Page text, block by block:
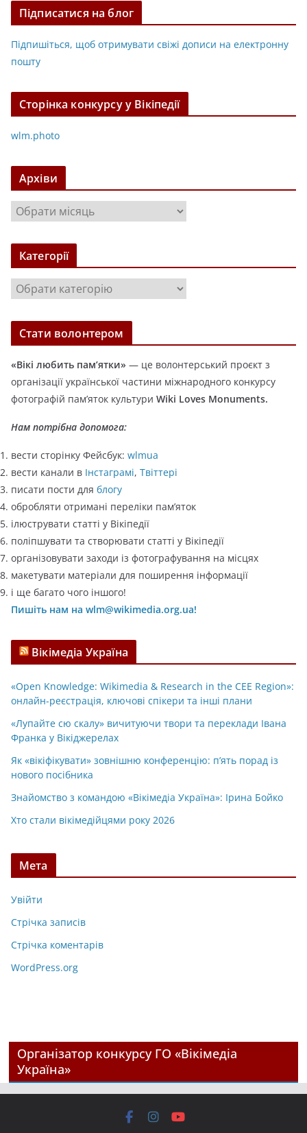
Підписатися на блог
Підпишіться, щоб отримувати свіжі дописи на електронну
пошту
Сторінка конкурсу у Вікіпедії
wlm.photo
Архіви
р
х
в
Категорії
а
т
о
р
і
ї
Стати волонтером
«Вікі любить пам’ятки» — це волонтерський проєкт з
організації української частини міжнародного конкурсу
фотографій пам’яток культури Wiki Loves Monuments.
Нам потрібна допомога:
вести сторінку Фейсбук: wlmua
вести канали в Інстаграмі, Твіттері
писати пости для блогу
обробляти отримані переліки пам’яток
ілюструвати статті у Вікіпедії
поліпшувати та створювати статті у Вікіпедії
організовувати заходи із фотографування на місцях
макетувати матеріали для поширення інформації
і ще багато чого іншого!
Пишіть нам на wlm@wikimedia.org.ua!
Вікімедіа Україна
«Open Knowledge: Wikimedia & Research in the CEE Region»:
онлайн-реєстрація, ключові спікери та інші плани
«Лупайте сю скалу» вичитуючи твори та переклади Івана
Франка у Вікіджерелах
Як «вікіфікувати» зовнішню конференцію: п’ять порад із
нового посібника
Знайомство з командою «Вікімедіа Україна»: Ірина Бойко
Хто стали вікімедійцями року 2026
Мета
Увійти
Стрічка записів
Стрічка коментарів
WordPress.org
Організатор конкурсу ГО «Вікімедіа
Україна»